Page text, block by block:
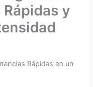
y
Rápidas en un